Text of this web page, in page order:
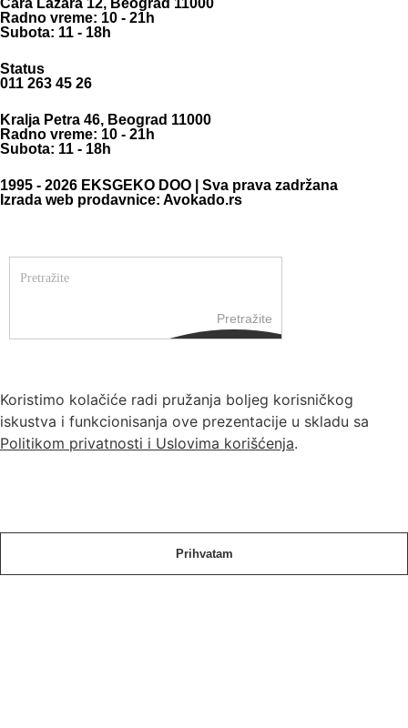
Cara Lazara 12, Beograd 11000
Radno vreme: 10 - 21h
Subota: 11 - 18h
Status
011 263 45 26
Kralja Petra 46, Beograd 11000
Radno vreme: 10 - 21h
Subota: 11 - 18h
1995 - 2026 EKSGEKO DOO | Sva prava zadržana
Izrada web prodavnice: Avokado.rs
Pretražite
Koristimo kolačiće radi pružanja boljeg korisničkog
iskustva i funkcionisanja ove prezentacije u skladu sa
Politikom privatnosti i Uslovima korišćenja.
Prihvatam